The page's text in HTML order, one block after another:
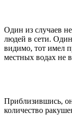
Один из случаев
людей в сети. Один
видимо, тот имел
местных водах не
Приблизившись,
количество